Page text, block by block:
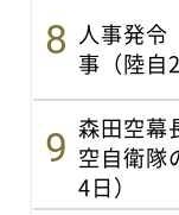
人事発
事（陸自
森田空
空自衛隊
4日）